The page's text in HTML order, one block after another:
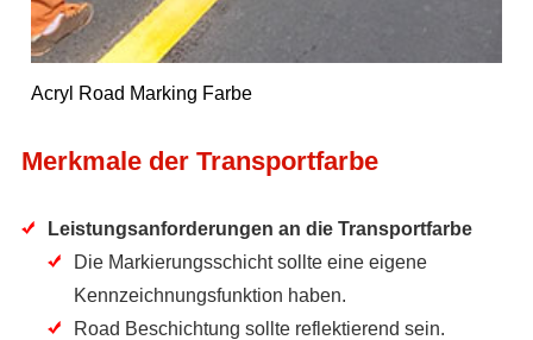
Acryl Road Marking Farbe
Merkmale der Transportfarbe
Leistungsanforderungen an die Transportfarbe
Die Markierungsschicht sollte eine eigene
Kennzeichnungsfunktion haben.
Road Beschichtung sollte reflektierend sein.